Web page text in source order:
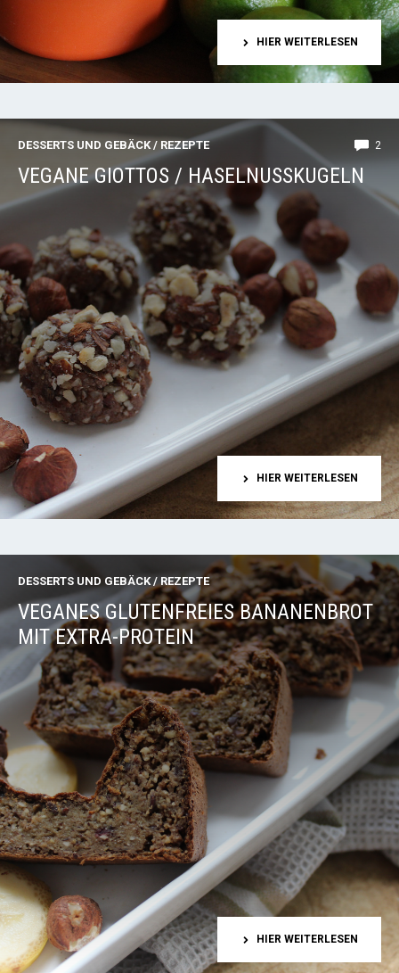
HIER WEITERLESEN
DESSERTS UND GEBÄCK/ REZEPTE 2
VEGANE GIOTTOS / HASELNUSSKUGELN
HIER WEITERLESEN
DESSERTS UND GEBÄCK/ REZEPTE
VEGANES GLUTENFREIES BANANENBROT
MIT EXTRA-PROTEIN
HIER WEITERLESEN